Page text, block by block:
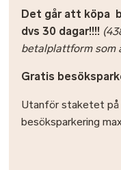
Det går att köpa
dvs 30 dagar!!!!
betalplattform som
Gratis
Utanför staketet på
besöksparkering